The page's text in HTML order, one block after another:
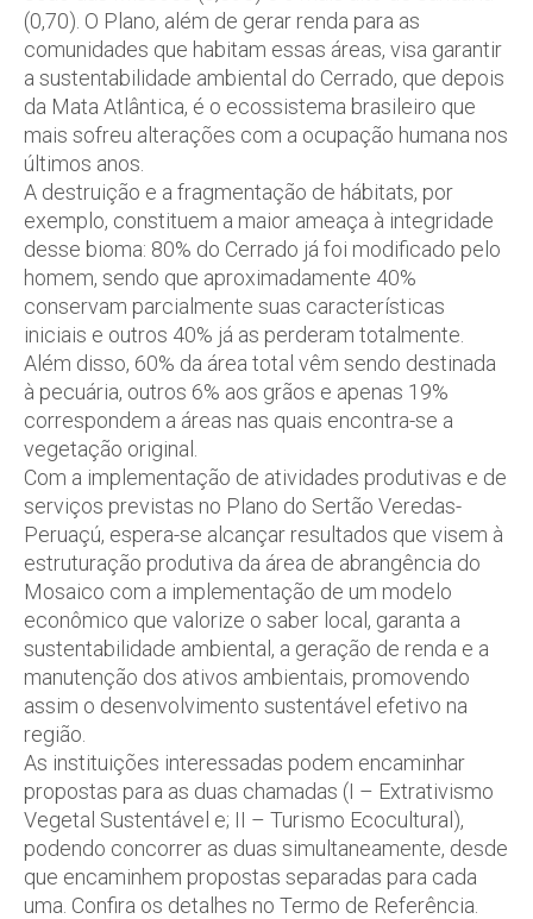
(0,70). O Plano, além de gerar renda para as
comunidades que habitam essas áreas, visa garantir
a sustentabilidade ambiental do Cerrado, que depois
da Mata Atlântica, é o ecossistema brasileiro que
mais sofreu alterações com a ocupação humana nos
últimos anos.
A destruição e a fragmentação de hábitats, por
exemplo, constituem a maior ameaça à integridade
desse bioma: 80% do Cerrado já foi modificado pelo
homem, sendo que aproximadamente 40%
conservam parcialmente suas características
iniciais e outros 40% já as perderam totalmente.
Além disso, 60% da área total vêm sendo destinada
à pecuária, outros 6% aos grãos e apenas 19%
correspondem a áreas nas quais encontra-se a
vegetação original.
Com a implementação de atividades produtivas e de
serviços previstas no Plano do Sertão Veredas-
Peruaçú, espera-se alcançar resultados que visem à
estruturação produtiva da área de abrangência do
Mosaico com a implementação de um modelo
econômico que valorize o saber local, garanta a
sustentabilidade ambiental, a geração de renda e a
manutenção dos ativos ambientais, promovendo
assim o desenvolvimento sustentável efetivo na
região.
As instituições interessadas podem encaminhar
propostas para as duas chamadas (I – Extrativismo
Vegetal Sustentável e; II – Turismo Ecocultural),
podendo concorrer as duas simultaneamente, desde
que encaminhem propostas separadas para cada
uma. Confira os detalhes no Termo de Referência.